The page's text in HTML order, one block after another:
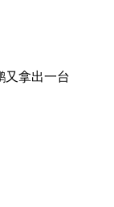
又拿出一台